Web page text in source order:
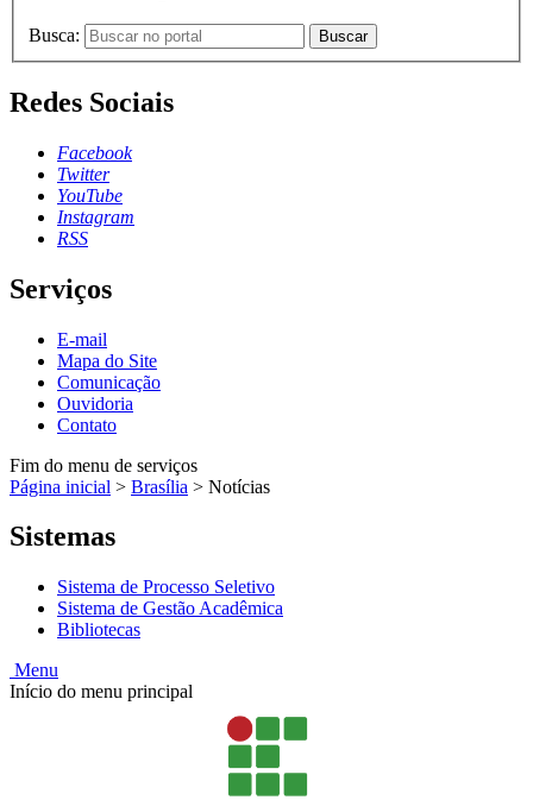
Busca: Buscar
Redes Sociais
Facebook
Twitter
YouTube
Instagram
RSS
Serviços
E-mail
Mapa do Site
Comunicação
Ouvidoria
Contato
Fim do menu de serviços
Página inicial > Brasília > Notícias
Sistemas
Sistema de Processo Seletivo
Sistema de Gestão Acadêmica
Bibliotecas
Menu
Início do menu principal